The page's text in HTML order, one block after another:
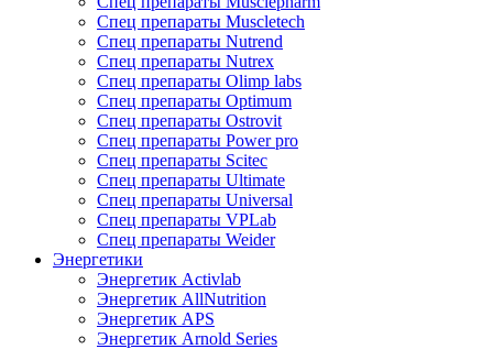
Спец препараты Muscletech
Спец препараты Nutrend
Спец препараты Nutrex
Спец препараты Olimp labs
Спец препараты Optimum
Спец препараты Ostrovit
Спец препараты Power pro
Спец препараты Scitec
Спец препараты Ultimate
Спец препараты Universal
Спец препараты VPLab
Спец препараты Weider
Энергетики
Энергетик Activlab
Энергетик AllNutrition
Энергетик APS
Энергетик Arnold Series